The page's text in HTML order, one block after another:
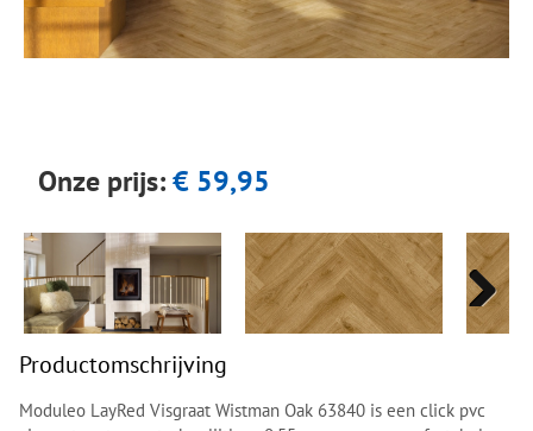
Onze prijs:€ 59,95
Next
Next
Next
Next
Productomschrijving
Moduleo LayRed Visgraat Wistman Oak 63840 is een click pvc